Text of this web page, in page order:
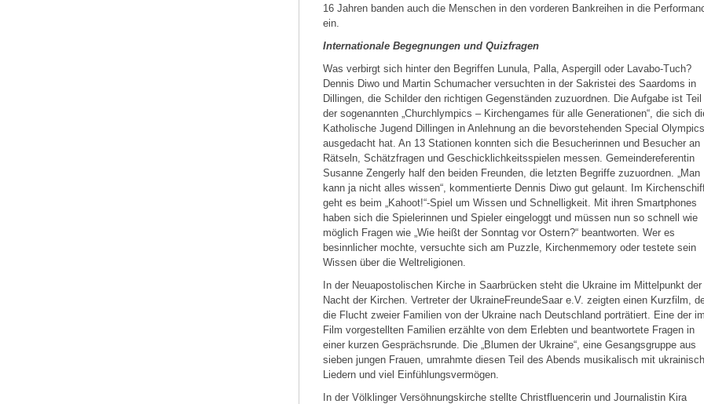
16 Jahren banden auch die Menschen in den vorderen Bankreihen in die
ein.
Internationale Begegnungen und Quizfragen
Was verbirgt sich hinter den Begriffen Lunula, Palla, Aspergill oder Lavabo-Tuch?
Dennis Diwo und Martin Schumacher versuchten in der Sakristei des Saardoms in
Dillingen, die Schilder den richtigen Gegenständen zuzuordnen. Die Aufgabe ist Teil
der sogenannten „Churchlympics – Kirchengames für alle Generationen“, die sich
Katholische Jugend Dillingen in Anlehnung an die bevorstehenden Special Olympics
ausgedacht hat. An 13 Stationen konnten sich die Besucherinnen und Besucher an
Rätseln, Schätzfragen und Geschicklichkeitsspielen messen. Gemeindereferentin
Susanne Zengerly half den beiden Freunden, die letzten Begriffe zuzuordnen. „Man
kann ja nicht alles wissen“, kommentierte Dennis Diwo gut gelaunt. Im
geht es beim „Kahoot!“-Spiel um Wissen und Schnelligkeit. Mit ihren Smartphones
haben sich die Spielerinnen und Spieler eingeloggt und müssen nun so schnell wie
möglich Fragen wie „Wie heißt der Sonntag vor Ostern?“ beantworten. Wer es
besinnlicher mochte, versuchte sich am Puzzle, Kirchenmemory oder testete sein
Wissen über die Weltreligionen.
In der Neuapostolischen Kirche in Saarbrücken steht die Ukraine im Mittelpunkt der
Nacht der Kirchen. Vertreter der UkraineFreundeSaar e.V. zeigten einen Kurzfilm,
die Flucht zweier Familien von der Ukraine nach Deutschland porträtiert. Eine der im
Film vorgestellten Familien erzählte von dem Erlebten und beantwortete Fragen in
einer kurzen Gesprächsrunde. Die „Blumen der Ukraine“, eine Gesangsgruppe aus
sieben jungen Frauen, umrahmte diesen Teil des Abends musikalisch mit
Liedern und viel Einfühlungsvermögen.
In der Völklinger Versöhnungskirche stellte Christfluencerin und Journalistin Kira